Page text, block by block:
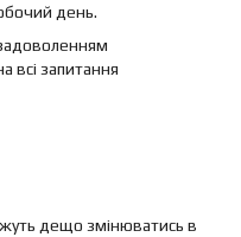
день.
всі запитання
дещо змінюватись в